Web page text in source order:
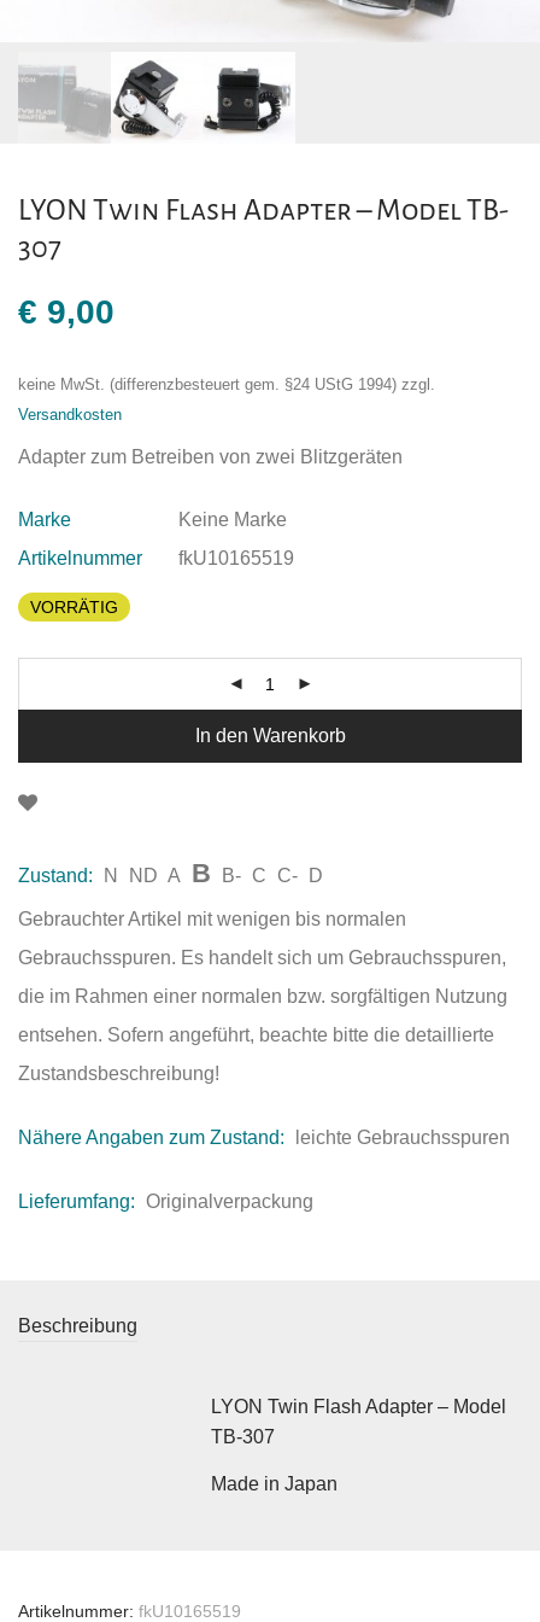
LYON Twin Flash Adapter – Model TB-
307
€ 9,00
keine MwSt. (differenzbesteuert gem. §24 UStG 1994) zzgl.
Versandkosten
Adapter zum Betreiben von zwei Blitzgeräten
Marke
Keine Marke
Artikelnummer
fkU10165519
VORRÄTIG
In den Warenkorb
Zustand: N ND A B B- C C- D
Gebrauchter Artikel mit wenigen bis normalen
Gebrauchsspuren. Es handelt sich um Gebrauchsspuren,
die im Rahmen einer normalen bzw. sorgfältigen Nutzung
entsehen. Sofern angeführt, beachte bitte die detaillierte
Zustandsbeschreibung!
Nähere Angaben zum Zustand: leichte Gebrauchsspuren
Lieferumfang: Originalverpackung
Beschreibung
LYON Twin Flash Adapter – Model
TB-307
Made in Japan
Artikelnummer: fkU10165519